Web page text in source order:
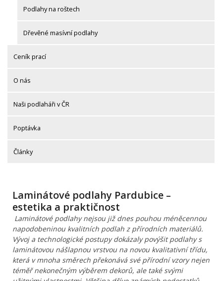
Podlahy na roštech
Dřevěné masívní podlahy
Ceník prací
O nás
Naši podlaháři v ČR
Poptávka
Články
Laminátové podlahy Pardubice –
estetika a praktičnost
Laminátové podlahy nejsou již dnes pouhou méněcennou
napodobeninou kvalitních podlah z přírodních materiálů.
Vývoj a technologické postupy dokázaly povýšit podlahy s
laminátovou nášlapnou vrstvou na novou kvalitativní třídu,
která v mnoha směrech překonává své přírodní vzory nejen
téměř nekonečným výběrem dekorů, ale také svými